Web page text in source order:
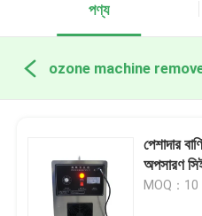
পণ্য
পেশাদার
অপসারণ
MOQ：10